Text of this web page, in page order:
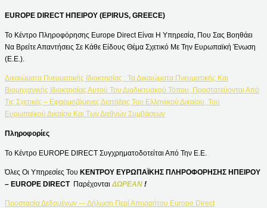
EUROPE DIRECT ΗΠΕΙΡΟΥ (EPIRUS, GREECE)
Το Κέντρο Πληροφόρησης Europe Direct Είναι Η Υπηρεσία, Που Σας Βοηθάει
Να Βρείτε Απαντήσεις Σε Κάθε Είδους Θέμα Σχετικό Με Την Ευρωπαϊκή Ένωση
(Ε.Ε.).
Δικαιώματα Πνευματικής Ιδιοκτησίας : Τα Δικαιώματα Πνευματικής Και
Βιομηχανικής Ιδιοκτησίας Αυτού Του Διαδικτυακού Τόπου, Προστατεύονται Από
Τις Σχετικές – Εφαρμοζόμενες Διατάξεις Του Ελληνικού Δικαίου, Του
Ευρωπαϊκού Δικαίου Και Των Διεθνών Συμβάσεων
Πληροφορίες
Το Κέντρο EUROPE DIRECT Συγχρηματοδοτείται Από Την Ε.Ε.
Όλες Οι Υπηρεσίες Του ΚΕΝΤΡΟΥ ΕΥΡΩΠΑΪΚΗΣ ΠΛΗΡΟΦΟΡΗΣΗΣ ΗΠΕΙΡΟΥ
– EUROPE DIRECT Παρέχονται ΔΩΡΕΑΝ !
Προστασία Δεδομένων — Δήλωση Περί Απορρήτου Europe Direct